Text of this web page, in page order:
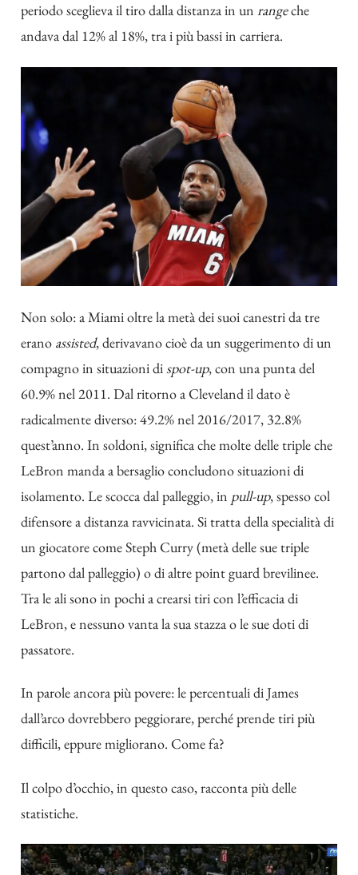
periodo sceglieva il tiro dalla distanza in un rangeche
andava dal 12% al 18%, tra i più bassi in carriera.
Non solo: a Miami oltre la metà dei suoi canestri da tre
erano assisted, derivavano cioè da un suggerimento di un
compagno in situazioni dispot-up, con una punta del
60.9% nel 2011. Dal ritorno a Cleveland il dato è
radicalmente diverso: 49.2% nel 2016/2017, 32.8%
quest’anno. In soldoni, significa che molte delle triple che
LeBron manda a bersaglio concludono situazioni di
isolamento. Le scocca dal palleggio, in pull-up, spesso col
difensore a distanza ravvicinata. Si tratta della specialità di
un giocatore come Steph Curry (metà delle sue triple
partono dal palleggio) o di altre point guard brevilinee.
Tra le ali sono in pochi a crearsi tiri con l’efficacia di
LeBron, e nessuno vanta la sua stazza o le sue doti di
passatore.
In parole ancora più povere: le percentuali di James
dall’arco dovrebbero peggiorare, perché prende tiri più
difficili, eppure migliorano. Come fa?
Il colpo d’occhio, in questo caso, racconta più delle
statistiche.